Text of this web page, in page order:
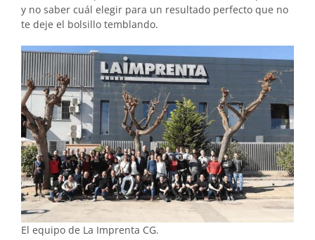
y no saber cuál elegir para un resultado perfecto que no
te deje el bolsillo temblando.
El equipo de La Imprenta CG.